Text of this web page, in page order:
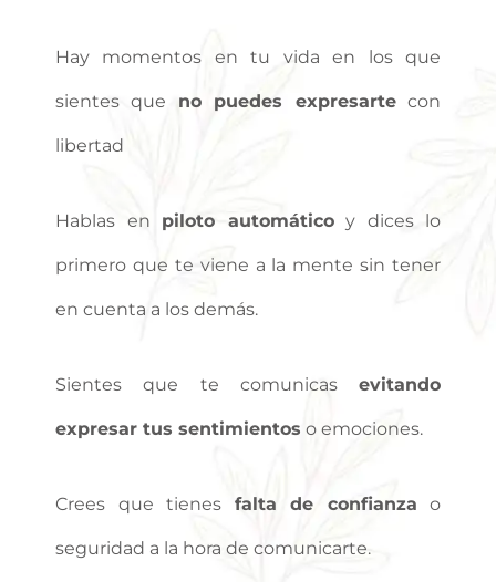
Hay momentos en tu vida en los que
sientes que no puedes expresartecon
libertad
Hablas en piloto automáticoy dices lo
primero que te viene a la mente sin tener
en cuenta a los demás.
Sientes que te comunicas evitando
expresar tus sentimientos o emociones.
Crees que tienes falta de confianza o
seguridad a la hora de comunicarte.